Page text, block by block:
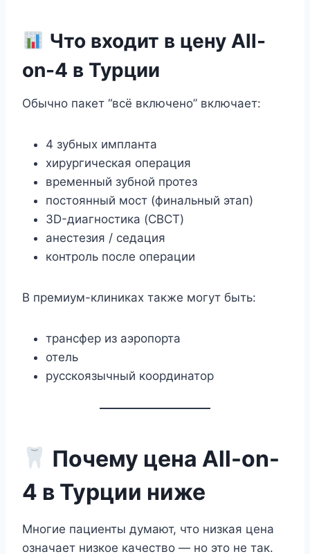
Что входит в цену All-
on-4 в Турции
Обычно пакет “всё включено” включает:
4 зубных импланта
хирургическая операция
временный зубной протез
постоянный мост (финальный этап)
3D-диагностика (CBCT)
анестезия / седация
контроль после операции
В премиум-клиниках также могут быть:
трансфер из аэропорта
отель
русскоязычный координатор
Почему цена All-on-
4 в Турции ниже
Многие пациенты думают, что низкая цена
означает низкое качество — но это не так.